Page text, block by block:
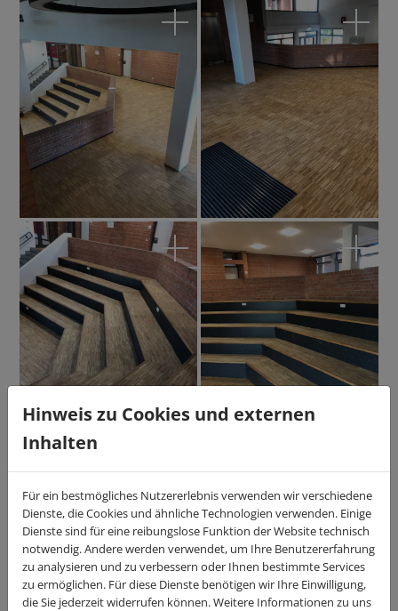
Hinweis zu Cookies und externen
Inhalten
Für ein bestmögliches Nutzererlebnis verwenden wir verschiedene
Dienste, die Cookies und ähnliche Technologien verwenden. Einige
Dienste sind für eine reibungslose Funktion der Website technisch
notwendig. Andere werden verwendet, um Ihre Benutzererfahrung
zu analysieren und zu verbessern oder Ihnen bestimmte Services
zu ermöglichen. Für diese Dienste benötigen wir Ihre Einwilligung,
die Sie jederzeit widerrufen können. Weitere Informationen zu uns